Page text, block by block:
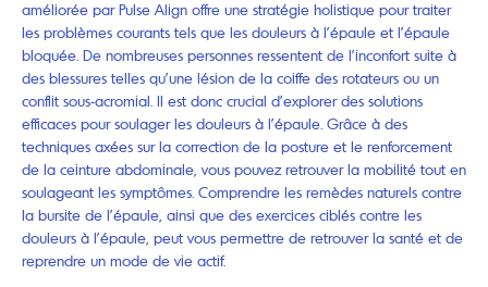
améliorée par Pulse Align offre une stratégie holistique pour traiter
les problèmes courants tels que les douleurs à l’épaule et l’épaule
bloquée. De nombreuses personnes ressentent de l’inconfort suite à
des blessures telles qu’une lésion de la coiffe des rotateurs ou un
conflit sous-acromial. Il est donc crucial d’explorer des solutions
efficaces pour soulager les douleurs à l’épaule. Grâce à des
techniques axées sur la correction de la posture et le renforcement
de la ceinture abdominale, vous pouvez retrouver la mobilité tout en
soulageant les symptômes. Comprendre les remèdes naturels contre
la bursite de l’épaule, ainsi que des exercices ciblés contre les
douleurs à l’épaule, peut vous permettre de retrouver la santé et de
reprendre un mode de vie actif.